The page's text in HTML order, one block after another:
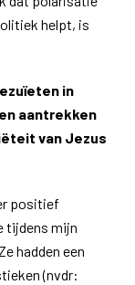
helpt, is
in
aantrekken
van Jezus
positief
tijdens mijn
hadden een
(nvdr: